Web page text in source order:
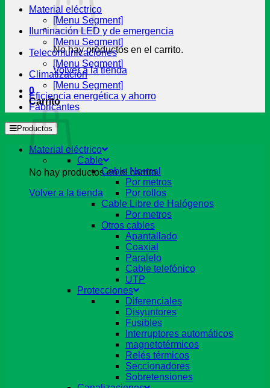
No hay productos en el carrito.
Volver a la tienda
0
Carrito
No hay productos en el carrito.
Volver a la tienda
Material eléctrico
[Menu Segment]
Iluminación LED y de emergencia
[Menu Segment]
Telecomunicaciones
[Menu Segment]
Climatización
[Menu Segment]
Eficiencia energética y ahorro
Fabricantes
Productos
Material eléctrico
Cable
Cable Normal
Por metros
Por rollos
Cable Libre de Halógenos
Por metros
Otros cables
Apantallado
Coaxial
Paralelo
Cable telefónico
UTP
Protecciones
Diferenciales
Disyuntores
Fusibles
Interruptores automáticos
magnetotérmicos
Relés térmicos
Seccionadores
Sobretensiones